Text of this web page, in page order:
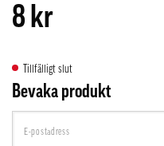
8 kr
Tillfälligt slut
Bevaka produkt